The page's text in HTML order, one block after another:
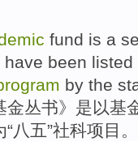
fund is a
have been listed
by the
金丛书》是以基
“八五”社科项目 。